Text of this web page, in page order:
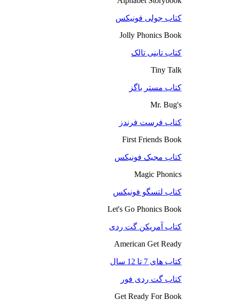
کتاب جولی فونیکس
Jolly Phonics Book
کتاب تاینی تالک
Tiny Talk
کتاب مستر باگز
Mr. Bug's
کتاب فرست فرندز
First Friends Book
کتاب مجیک فونیکس
Magic Phonics
کتاب لتسگو فونیکس
Let's Go Phonics Book
کتاب آمریکن گت ردی
American Get Ready
کتاب های 7 تا 12 سال
کتاب گت ردی فور
Get Ready For Book